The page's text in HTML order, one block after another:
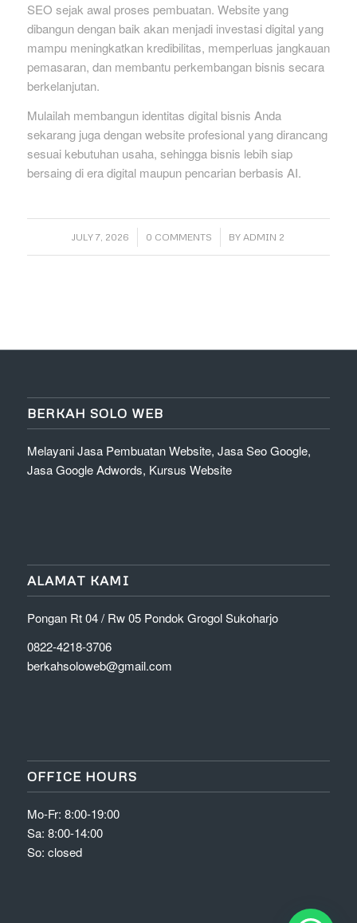
SEO sejak awal proses pembuatan. Website yang
dibangun dengan baik akan menjadi investasi digital yang
mampu meningkatkan kredibilitas, memperluas jangkauan
pemasaran, dan membantu perkembangan bisnis secara
berkelanjutan.
Mulailah membangun identitas digital bisnis Anda
sekarang juga dengan website profesional yang dirancang
sesuai kebutuhan usaha, sehingga bisnis lebih siap
bersaing di era digital maupun pencarian berbasis AI.
JULY 7, 2026
/ 0 COMMENTS
/ BY ADMIN 2
BERKAH SOLO WEB
Melayani Jasa Pembuatan Website, Jasa Seo Google,
Jasa Google Adwords, Kursus Website
ALAMAT KAMI
Pongan Rt 04 / Rw 05 Pondok Grogol Sukoharjo
0822-4218-3706
berkahsoloweb@gmail.com
OFFICE HOURS
Mo-Fr: 8:00-19:00
Sa: 8:00-14:00
So: closed